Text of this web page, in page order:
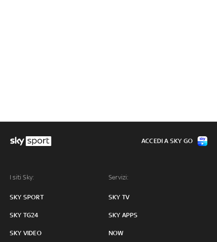
I siti Sky:
SKY SPORT
SKY TG24
SKY VIDEO
Servizi:
SKY TV
SKY APPS
NOW
ACCEDI A SKY GO